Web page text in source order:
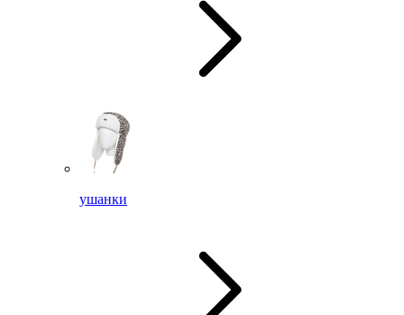
ушанки